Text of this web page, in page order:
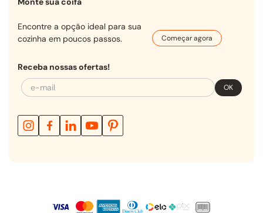
Encontre a opção ideal para sua
cozinha em poucos passos.
Começar agora
Receba nossas ofertas!
OK